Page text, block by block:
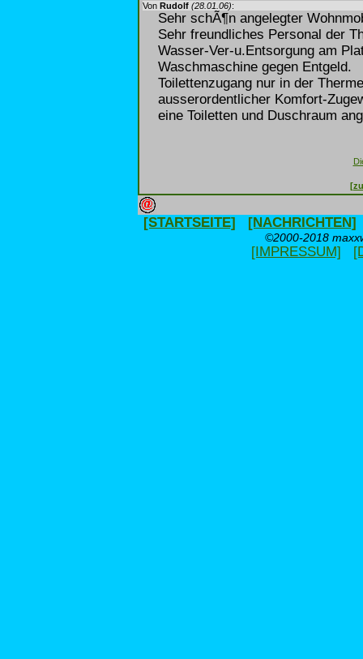
Von Rudolf (28.01.06):
Sehr schÃ¶n angelegter
Sehr freundliches Personal der
Wasser-Ver-u.Entsorgung am
Waschmaschine gegen Entgeld.
Toilettenzugang nur in der
ausserordentlicher Komfort-
eine Toiletten und Duschraum
[STARTSEITE] [NACHRICHTEN]
©2000-2018
[IMPRESSUM]